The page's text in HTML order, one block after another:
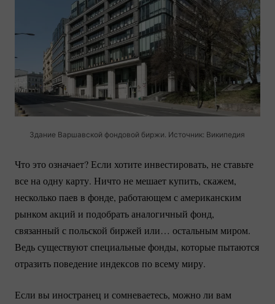
Здание Варшавской фондовой биржи. Источник: Википедия
Что это означает? Если хотите инвестировать, не ставьте
все на одну карту. Ничто не мешает купить, скажем,
несколько паев в фонде, работающем с американским
рынком акций и подобрать аналогичный фонд,
связанный с польской биржей или… остальным миром.
Ведь существуют специальные фонды, которые пытаются
отразить поведение индексов по всему миру.
Если вы иностранец и сомневаетесь, можно ли вам